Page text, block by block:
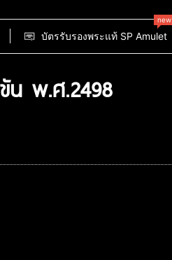
บัตรรับรองพระแท้ SP Amulet
new
น พ.ศ.2498